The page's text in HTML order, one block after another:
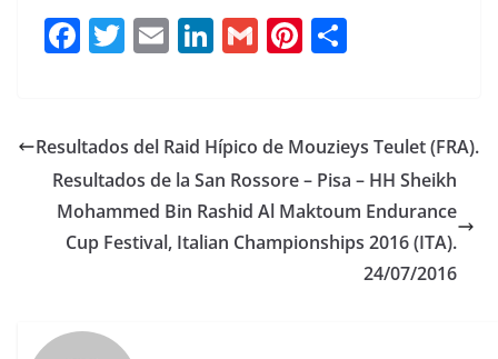
F
a
e
b
o
o
T
w
te
r
E
m
l
Li
n
e
dI
n
G
m
l
Pi
n
re
st
p
a
rt
ir
Resultados del Raid Hípico de Mouzieys Teulet (FRA).
Resultados de la San Rossore – Pisa – HH Sheikh
Mohammed Bin Rashid Al Maktoum Endurance
Cup Festival, Italian Championships 2016 (ITA).
24/07/2016